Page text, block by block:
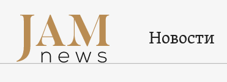
Новости